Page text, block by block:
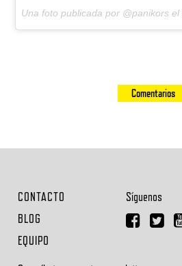
Una foto publicada por @panikors el
Comentarios
CONTACTO
BLOG
EQUIPO
Síguenos